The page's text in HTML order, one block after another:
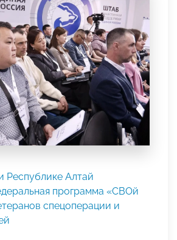
Республике Алтай
программа «СВОй
спецоперации и